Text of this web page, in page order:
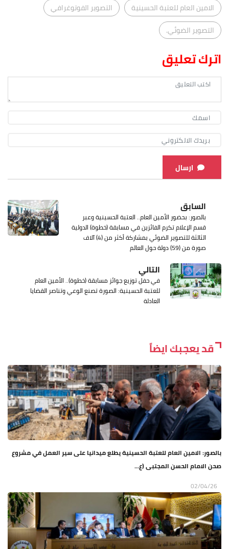
الامين العام للعتبة الحسينية
التصوير الفوتوغرافي
التصوير الضوئي.
اترك تعليق
ارسال
السابق
بالصور: بحضور الأمين العام.. العتبة الحسينية وعبر
قسم الإعلام تكرم الفائزين في مسابقة (خطوة) الدولية
الثالثة للتصوير الضوئي بمشاركة أكثر من (4) آلاف
صورة من (59) دولة حول العالم
التالي
في حفل توزيع جوائز مسابقة (خطوة).. الأمين العام
للعتبة الحسينية: الصورة تصنع الوعي وتناصر القضايا
العادلة
قد يعجبك ايضاً
بالصور: الامين العام للعتبة الحسينية يطلع ميدانيا على سير العمل في مشروع
صحن الامام الحسن المجتبى (ع...
02/04/26